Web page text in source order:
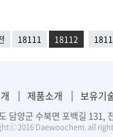
18111 18112
제품소개 보유기
담양군 수북면 포백길
2016 Daewoochem. all